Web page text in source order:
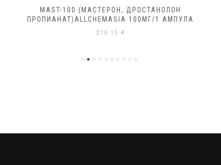
MAST-100 (МАСТЕРОН, ДРОСТАНОЛОН
ПРОПИАНАТ)ALLCHEMASIA 100МГ/1 АМПУЛА
216.13 ₴